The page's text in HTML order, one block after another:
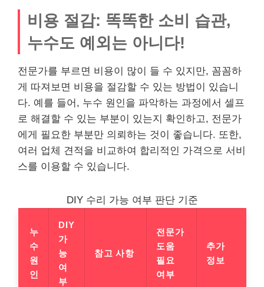
비용 절감: 똑똑한 소비 습관,
누수도 예외는 아니다!
전문가를 부르면 비용이 많이 들 수 있지만, 꼼꼼하
게 따져보면 비용을 절감할 수 있는 방법이 있습니
다. 예를 들어, 누수 원인을 파악하는 과정에서 셀프
로 해결할 수 있는 부분이 있는지 확인하고, 전문가
에게 필요한 부분만 의뢰하는 것이 좋습니다. 또한,
여러 업체 견적을 비교하여 합리적인 가격으로 서비
스를 이용할 수 있습니다.
DIY 수리 가능 여부 판단 기준
누
수
원
인
DIY
가
능
여
부
참고 사항
전문가
도움
필요
여부
추가
정보